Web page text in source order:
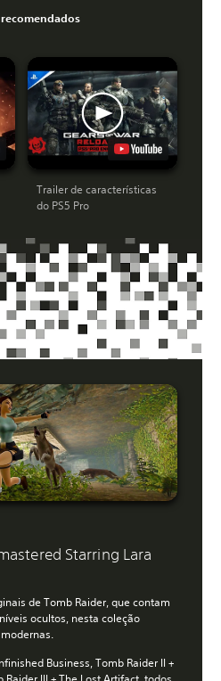
Trailer de características
do PS5 Pro
Starring Lara
de Tomb Raider, que contam
ocultos, nesta coleção
Business, Tomb Raider II +